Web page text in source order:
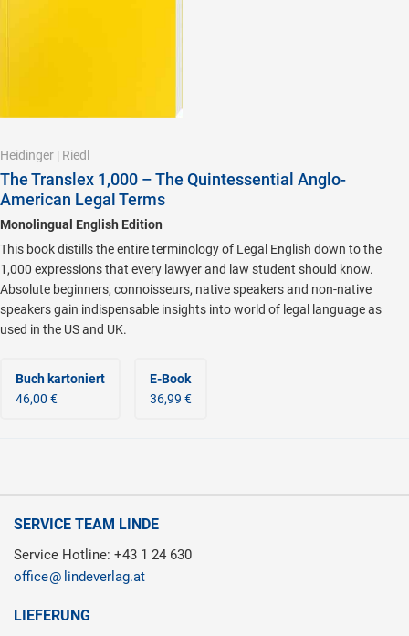
Heidinger | Riedl
The Translex 1,000 – The Quintessential Anglo-
American Legal Terms
Monolingual English Edition
This book distills the entire terminology of Legal English down to the
1,000 expressions that every lawyer and law student should know.
Absolute beginners, connoisseurs, native speakers and non-native
speakers gain indispensable insights into world of legal language as
used in the US and UK.
Buch kartoniert
46,00 €
E-Book
36,99 €
SERVICE TEAM LINDE
Service Hotline: +43 1 24 630
office
lindeverlag.at
LIEFERUNG